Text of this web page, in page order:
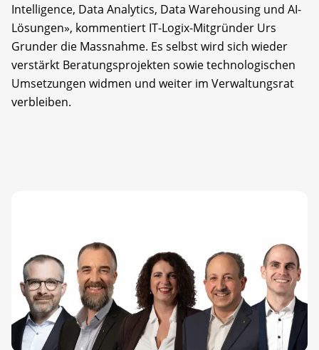
Intelligence, Data Analytics, Data Warehousing und AI-
Lösungen», kommentiert IT-Logix-Mitgründer Urs
Grunder die Massnahme. Es selbst wird sich wieder
verstärkt Beratungsprojekten sowie technologischen
Umsetzungen widmen und weiter im Verwaltungsrat
verbleiben.